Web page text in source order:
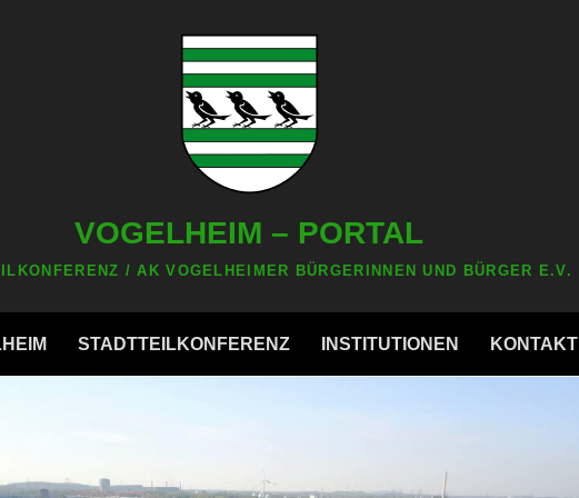
VOGELHEIM – PORTAL
/ AK VOGELHEIMER BÜRGERINNEN UND BÜRGER E.V.
STADTTEILKONFERENZ INSTITUTIONEN KONTAKT